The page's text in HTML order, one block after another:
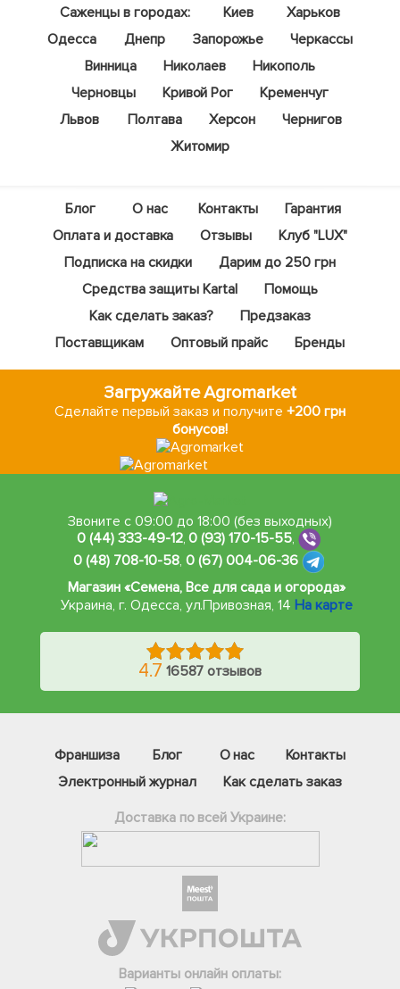
Саженцы в городах: Киев
Харьков
Одесса
Днепр Запорожье
Черкассы
Винница
Николаев
Никополь
Черновцы
Кривой Рог
Кременчуг
Львов
Полтава Херсон
Чернигов
Житомир
Блог О нас Контакты
Гарантия
Оплата и доставка
Отзывы
Клуб "LUX"
Подписка на скидки
Дарим до 250 грн
Средства защиты Kartal
Помощь
Как сделать заказ?
Предзаказ
Поставщикам
Оптовый прайс Бренды
Загружайте Agromarket
Сделайте первый заказ и получите +200 грн
бонусов!
Звоните с 09:00 до 18:00 (без выходных)
0 (44) 333-49-12,0 (93) 170-15-55,
0 (48) 708-10-58, 0 (67) 004-06-36
Магазин «Семена, Все для сада и огорода»
Украина, г. Одесса, ул.Привозная, 14 На карте
4.7 16587 отзывов
Франшиза Блог О нас
Контакты
Электронный журнал
Как сделать заказ
Доставка по всей Украине:
Варианты онлайн оплаты:
Інстаграм
Онлайн чат